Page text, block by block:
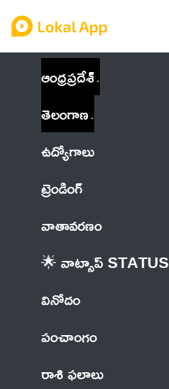
ఆంధ్రప్రదేశ్
తెలంగాణ
ఉద్యోగాలు
ట్రెండింగ్
వాతావరణం
🌟 వాట్సాప్ STATUS
వినోదం
పంచాంగం
రాశి ఫలాలు